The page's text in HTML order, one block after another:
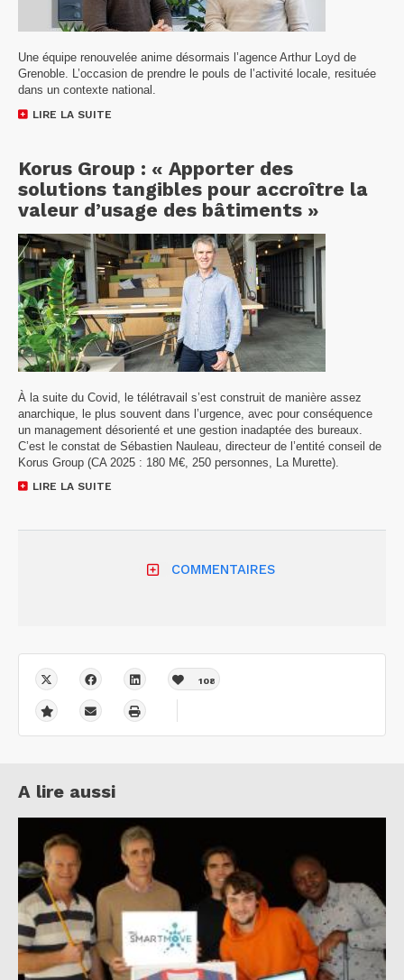
Une équipe renouvelée anime désormais l’agence Arthur Loyd de
Grenoble. L’occasion de prendre le pouls de l’activité locale, resituée
dans un contexte national.
LIRE LA SUITE
Korus Group : « Apporter des
solutions tangibles pour accroître la
valeur d’usage des bâtiments »
À la suite du Covid, le télétravail s’est construit de manière assez
anarchique, le plus souvent dans l’urgence, avec pour conséquence
un management désorienté et une gestion inadaptée des bureaux.
C’est le constat de Sébastien Nauleau, directeur de l’entité conseil de
Korus Group (CA 2025 : 180 M€, 250 personnes, La Murette).
LIRE LA SUITE
COMMENTAIRES
108
A lire aussi